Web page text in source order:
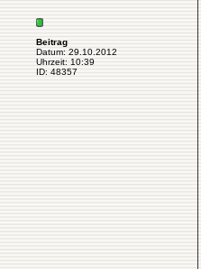
Beitrag
Datum: 29.10.2012
Uhrzeit: 10:39
ID: 48357